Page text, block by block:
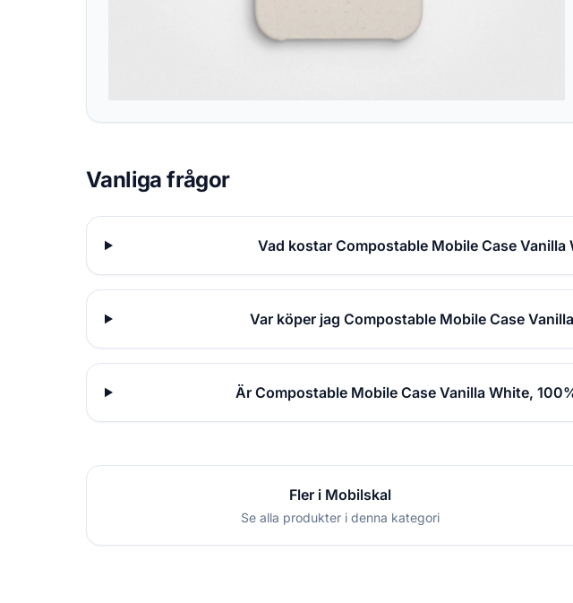
Vanliga frågor
Vad kostar Compostable Mobile Case
Var köper jag Compostable Mobile Case
Är Compostable Mobile Case Vanilla White,
Fler i Mobilskal
Se alla produkter i denna kategori